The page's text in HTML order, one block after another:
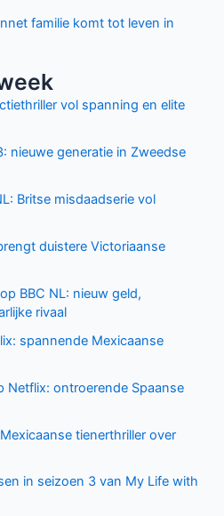
in The Shards op Disney+
vol spanning en elite
nieuwe generatie in Zweedse
Britse misdaadserie vol
duistere Victoriaanse
BBC NL: nieuw geld,